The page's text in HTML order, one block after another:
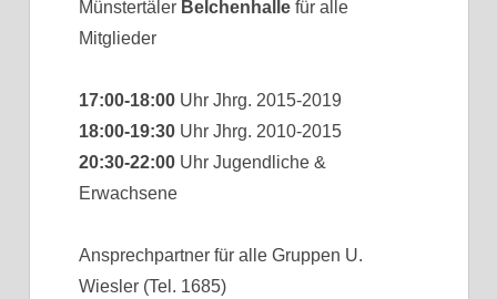
Münstertäler Belchenhallefür alle
Mitglieder
17:00-18:00Uhr Jhrg. 2015-2019
18:00-19:30Uhr Jhrg. 2010-2015
20:30-22:00Uhr Jugendliche &
Erwachsene
Ansprechpartner für alle Gruppen U.
Wiesler (Tel. 1685)